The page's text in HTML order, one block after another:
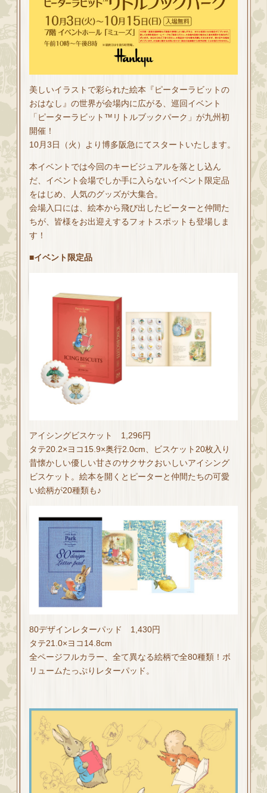
美しいイラストで彩られた絵本『ピーターラビットの
おはなし』の世界が会場内に広がる、巡回イベント
「ピーターラビット™リトルブックパーク」が九州初
開催！
10月3日（火）より博多阪急にてスタートいたします。
本イベントでは今回のキービジュアルを落とし込ん
だ、イベント会場でしか手に入らないイベント限定品
をはじめ、人気のグッズが大集合。
会場入口には、絵本から飛び出したピーターと仲間た
ちが、皆様をお出迎えするフォトスポットも登場しま
す！
■イベント限定品
アイシングビスケット 1,296円
タテ20.2×ヨコ15.9×奥行2.0cm、ビスケット20枚入り
昔懐かしい優しい甘さのサクサクおいしいアイシング
ビスケット。絵本を開くとピーターと仲間たちの可愛
い絵柄が20種類も♪
80デザインレターパッド 1,430円
タテ21.0×ヨコ14.8cm
全ページフルカラー、全て異なる絵柄で全80種類！ボ
リュームたっぷりレターパッド。